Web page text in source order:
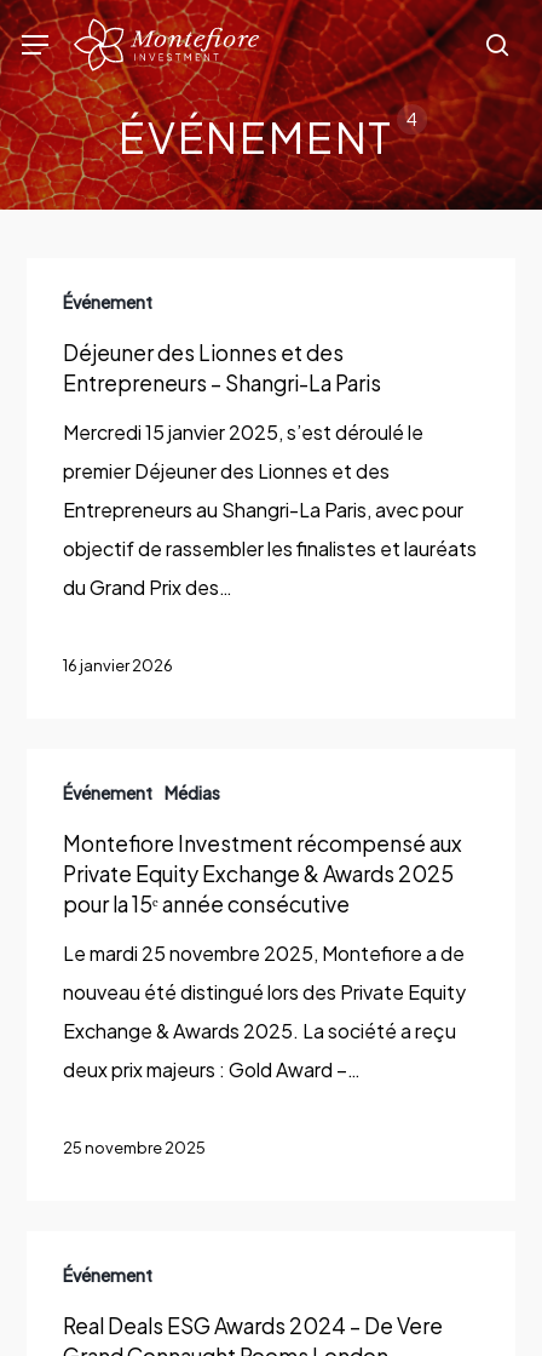
Skip
to
main
content
Menu
ÉVÉNEMENT 4
Lionnes
Entrepreneurs
Shangri-
Événement
Déjeuner des Lionnes et des
Entrepreneurs – Shangri-La Paris
Mercredi 15 janvier 2025, s’est déroulé le
premier Déjeuner des Lionnes et des
Entrepreneurs au Shangri-La Paris, avec pour
objectif de rassembler les finalistes et lauréats
du Grand Prix des…
16 janvier 2026
Investment
récompensé
Private
Equity
Exchange
Awards
pour
année
Événement Médias
Montefiore Investment récompensé aux
Private Equity Exchange & Awards 2025
pour la 15ᵉ année consécutive
Le mardi 25 novembre 2025, Montefiore a de
nouveau été distingué lors des Private Equity
Exchange & Awards 2025. La société a reçu
deux prix majeurs : Gold Award –…
25 novembre 2025
Deals
ESG
Événement
Real Deals ESG Awards 2024 – De Vere